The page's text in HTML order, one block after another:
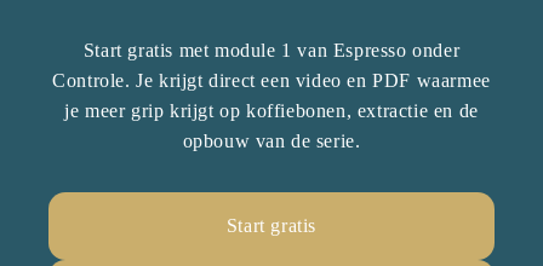
Start gratis met module 1 van Espresso onder
Controle. Je krijgt direct een video en PDF waarmee
je meer grip krijgt op koffiebonen, extractie en de
opbouw van de serie.
Start gratis